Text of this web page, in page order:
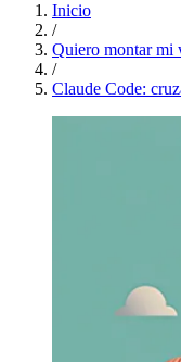
Inicio
/
Quiero montar
/
Claude Code: